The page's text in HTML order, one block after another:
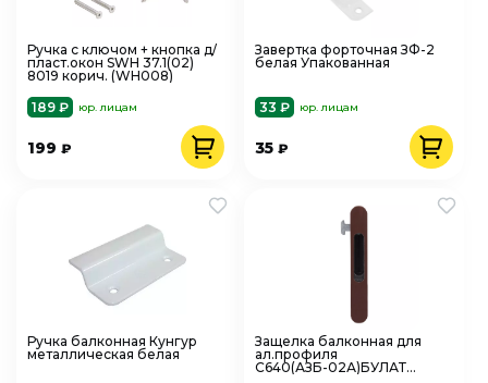
Ручка с ключом + кнопка д/
пласт.окон SWH 37.1(02)
8019 корич. (WH008)
189 ₽
юр. лицам
199 ₽
Завертка форточная ЗФ-2
белая Упакованная
33 ₽ юр. лицам
35₽
Ручка балконная Кунгур
металлическая белая
Защелка балконная для
ал.профиля
С640(АЗБ-02А)БУЛАТ